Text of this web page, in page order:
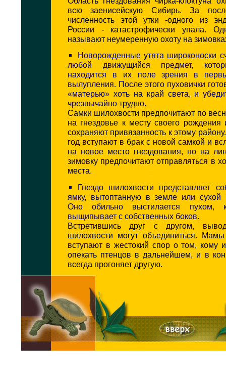
всю заенисейскую Сибирь. За
численность этой утки -одного из
России - катастрофически упала.
называют неумеренную охоту на
Новорожденные утята широконоски
любой движущийся предмет,
находится в их поле зрения в
вылупления. После этого пуховички
«матерью» хоть на край света, и
чрезвычайно трудно.
Самки шилохвости предпочитают по
на гнездовье к месту своего
сохраняют привязанность к этому
год вступают в брак с новой самкой и
на новое место гнездования, но на
зимовку предпочитают отправляться в
места.
Гнездо шилохвости представляет
ямку, вытоптанную в земле или сухой
Оно обильно выстилается пухом,
выщипывает с собственных боков.
Встретившись друг с другом,
шилохвости могут объединиться.
вступают в жестокий спор о том, кому
опекать птенцов в дальнейшем, и в
всегда прогоняет другую.